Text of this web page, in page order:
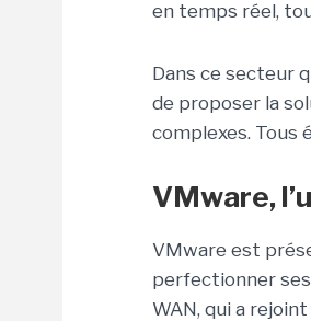
en temps réel,
Dans ce secteur
de proposer la
complexes. Tous
VMware,
VMware est
perfectionner ses
WAN, qui a